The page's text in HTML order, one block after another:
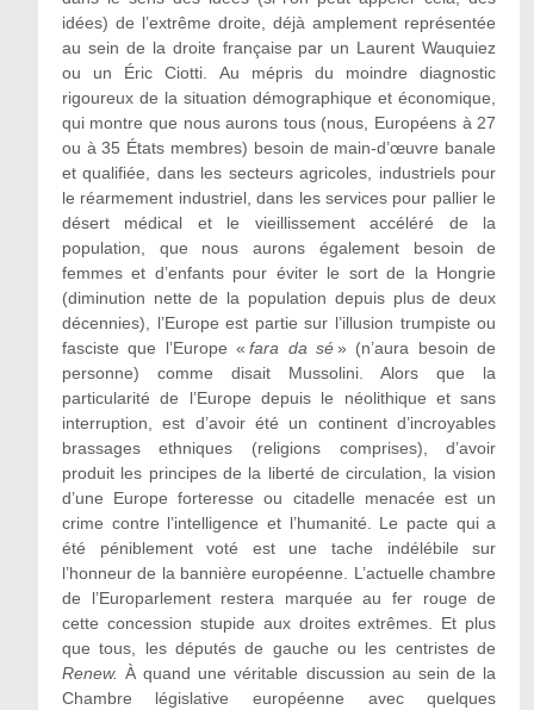
idées) de l’extrême droite, déjà amplement représentée
au sein de la droite française par un Laurent Wauquiez
ou un Éric Ciotti. Au mépris du moindre diagnostic
rigoureux de la situation démographique et économique,
qui montre que nous aurons tous (nous, Européens à 27
ou à 35 États membres) besoin de main-d’œuvre banale
et qualifiée, dans les secteurs agricoles, industriels pour
le réarmement industriel, dans les services pour pallier le
désert médical et le vieillissement accéléré de la
population, que nous aurons également besoin de
femmes et d’enfants pour éviter le sort de la Hongrie
(diminution nette de la population depuis plus de deux
décennies), l’Europe est partie sur l’illusion trumpiste ou
fasciste que l’Europe «fara da sé» (n’aura besoin de
personne) comme disait Mussolini. Alors que la
particularité de l’Europe depuis le néolithique et sans
interruption, est d’avoir été un continent d’incroyables
brassages ethniques (religions comprises), d’avoir
produit les principes de la liberté de circulation, la vision
d’une Europe forteresse ou citadelle menacée est un
crime contre l’intelligence et l’humanité. Le pacte qui a
été péniblement voté est une tache indélébile sur
l’honneur de la bannière européenne. L’actuelle chambre
de l’Europarlement restera marquée au fer rouge de
cette concession stupide aux droites extrêmes. Et plus
que tous, les députés de gauche ou les centristes de
Renew. À quand une véritable discussion au sein de la
Chambre législative européenne avec quelques